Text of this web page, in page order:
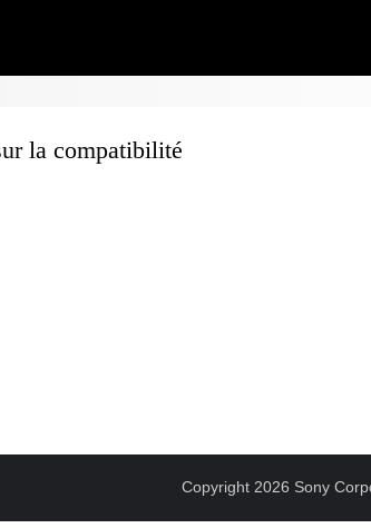
la compatibilité
Copyright 2026 Sony